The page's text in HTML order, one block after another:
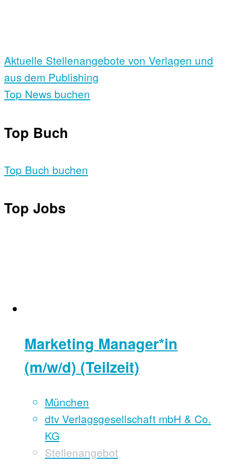
Aktuelle Stellen­angebote von Verlagen und
aus dem Publishing
Top News buchen
Top Buch
Top Buch buchen
Top Jobs
Marketing Manager*in
(m/w/d) (Teilzeit)
München
dtv Verlagsgesellschaft mbH & Co.
KG
Stellenangebot